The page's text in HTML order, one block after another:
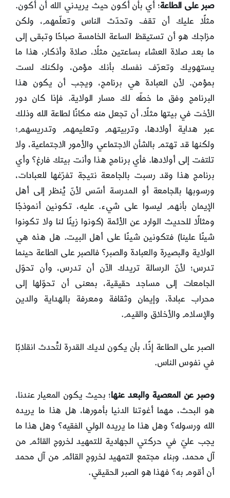
صبر على الطاعة؛ أي بأن أكون حيث يريدني الله أن أكون.
مثلًا عليك أن تقف وتحدّث الناس وتعلّمهم، ولكن
مزاجك هو أن تستيقظ الساعة الخامسة صباحًا وتبقى إلى
ما بعد صلاة العشاء بساعتين مثلًا، صلاة وأذكار، هذا ما
يستهويك وتعرّف نفسك بأنك مؤمن، ولكنك لست
بمؤمن. لأن العبادة هي برنامج، ويجب أن يكون هذا
البرنامج وفق ما خطّه لك مسار الولاية. فإذا كان دور
الأخت في بيتها مثلًا، أن تجعل منه مكانًا لطاعة الله وذلك
عبر هداية أولادها، وتربيتهم وتعليمهم وتدريسهم؛
ولكنها قد تهتم بالشأن الاجتماعي والأمور الاجتماعية، ولا
تلتفت إلى أولادها. فأي برنامج هذا وأنت بيتك فارغ؟ وأي
برنامج هذا وقد رسبت بالجامعة نتيجة تفرّغها للعبادات،
ورسوبها بالجامعة أو المدرسة أسّس لأنّ يُنظر إلى أهل
الإيمان بأنهم ليسوا على شيء. عليه، تكونين أنموذجًا
ومثالًا للحديث الوارد عن الأئمة (كونوا زينًا لنا ولا تكونوا
شينًا علينا) فتكونين شينًا على أهل البيت. هل هذه هي
الولاية والبصيرة والعبادة والصبر؟ فالصبر على الطاعة حينما
تدرس؛ لأنّ الرسالة تريدك الآن أن تدرس، وأن تحوّل
الجامعات إلى مساجد حقيقية، بمعنى أن تحوّلها إلى
محراب عبادة، وإيمان وثقافة ومعرفة بالهداية والدين
والإسلام والأخلاق والقيم.
الصبر على الطاعة إذًا، بأن يكون لديك القدرة لتُحدث انقلابًا
في نفوس الناس.
وصبر عن المعصية والبعد عنها؛ بحيث يكون المعيار عندنا،
هو البحث، مهما أغوتنا الدنيا بأمورها، هل هذا ما يريده
الله ورسوله؟ وهل هذا ما يريده الولي الفقيه؟ وهل هذا ما
يجب عليّ في حركتي الجهادية للتمهيد لخروج القائم من
آل محمد، وبناء مجتمع التمهيد لخروج القائم من آل محمد
أن أقوم به؟ فهذا هو الصبر الحقيقي.